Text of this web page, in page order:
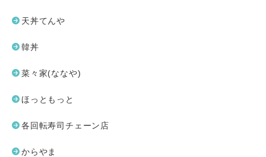
天丼てんや
韓丼
菜々家(ななや)
ほっともっと
各回転寿司チェーン店
からやま